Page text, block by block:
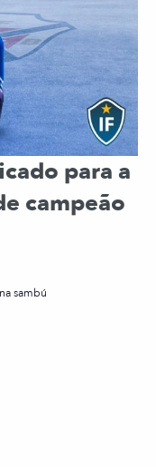
para a
campeão
sambú